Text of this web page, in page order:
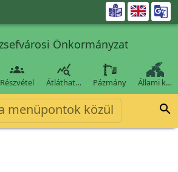

Önkormányzat

Részvétel

Átláthat… Pázmány Állami k…
menüpontok közül 